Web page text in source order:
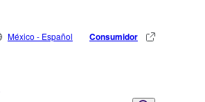
México - Español Consumidor